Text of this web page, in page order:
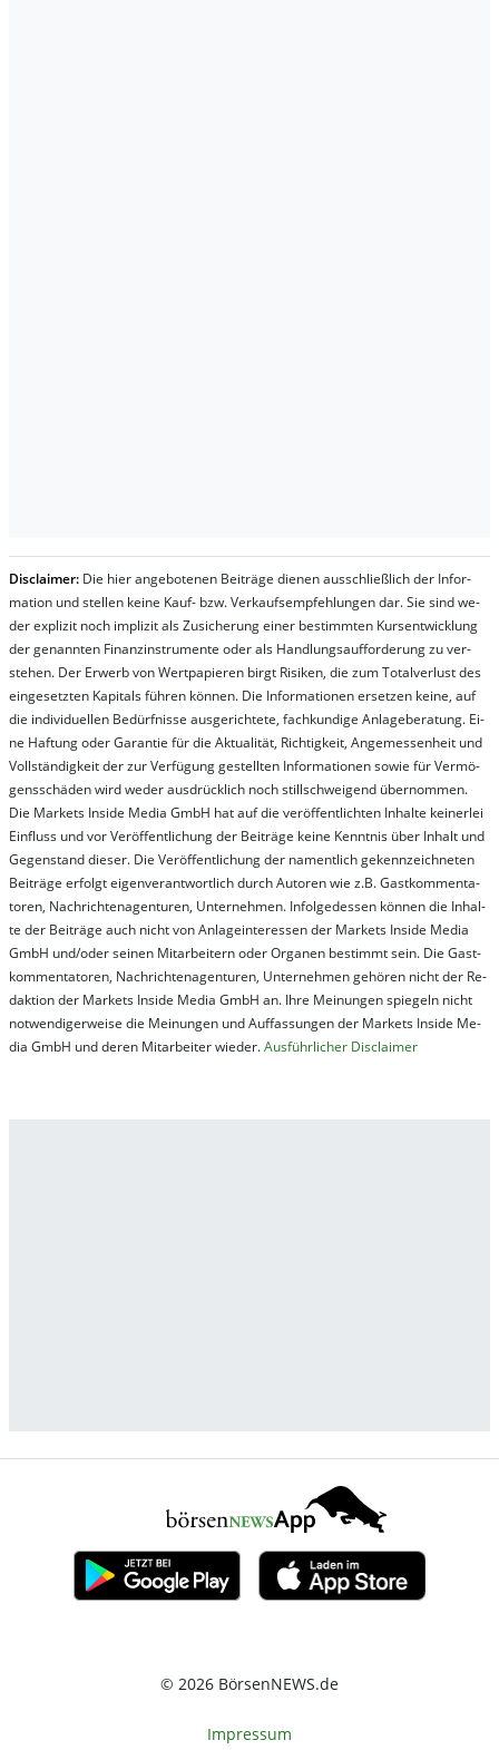
Dis­clai­mer: Die hier an­ge­bo­te­nen Bei­trä­ge die­nen aus­schließ­lich der In­for­
ma­t­ion und stel­len kei­ne Kauf- bzw. Ver­kaufs­em­pfeh­lung­en dar. Sie sind we­
der ex­pli­zit noch im­pli­zit als Zu­sich­er­ung ei­ner be­stim­mt­en Kurs­ent­wick­lung
der ge­nan­nt­en Fi­nanz­in­stru­men­te oder als Handl­ungs­auf­for­der­ung zu ver­
steh­en. Der Er­werb von Wert­pa­pier­en birgt Ri­si­ken, die zum To­tal­ver­lust des
ein­ge­setz­ten Ka­pi­tals füh­ren kön­nen. Die In­for­ma­tion­en er­setz­en kei­ne, auf
die in­di­vi­du­el­len Be­dür­fnis­se aus­ge­rich­te­te, fach­kun­di­ge An­la­ge­be­ra­tung. Ei­
ne Haf­tung oder Ga­ran­tie für die Ak­tu­ali­tät, Rich­tig­keit, An­ge­mes­sen­heit und
Vol­lständ­ig­keit der zur Ver­fü­gung ge­stel­lt­en In­for­ma­tion­en so­wie für Ver­mö­
gens­schä­den wird we­der aus­drück­lich noch stil­lschwei­gend über­nom­men.
Die Mar­kets In­side Me­dia GmbH hat auf die ver­öf­fent­lich­ten In­hal­te kei­ner­lei
Ein­fluss und vor Ver­öf­fent­lich­ung der Bei­trä­ge kei­ne Ken­nt­nis über In­halt und
Ge­gen­stand die­ser. Die Ver­öf­fent­lich­ung der na­ment­lich ge­kenn­zeich­net­en
Bei­trä­ge er­folgt ei­gen­ver­ant­wort­lich durch Au­tor­en wie z.B. Gast­kom­men­ta­
tor­en, Nach­richt­en­ag­en­tur­en, Un­ter­neh­men. In­fol­ge­des­sen kön­nen die In­hal­
te der Bei­trä­ge auch nicht von An­la­ge­in­te­res­sen der Mar­kets In­side Me­dia
GmbH und/oder sei­nen Mit­ar­bei­tern oder Or­ga­nen be­stim­mt sein. Die Gast­
kom­men­ta­tor­en, Nach­rich­ten­ag­en­tur­en, Un­ter­neh­men ge­hör­en nicht der Re­
dak­tion der Mar­kets In­side Me­dia GmbH an. Ihre Mei­nung­en spie­geln nicht
not­wen­di­ger­wei­se die Mei­nung­en und Auf­fas­sung­en der Mar­kets In­side Me­
dia GmbH und de­ren Mit­ar­bei­ter wie­der.Aus­führ­lich­er Dis­clai­mer
© 2026 BörsenNEWS.de
Impressum